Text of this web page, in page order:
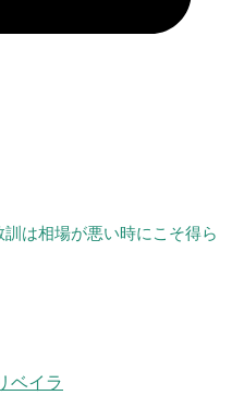
は相場が悪い時にこそ得ら
ベイラ